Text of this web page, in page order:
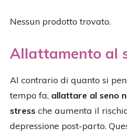
Nessun prodotto trovato.
Allattamento al
Al contrario di quanto si
tempo fa, allattare al seno
stress che aumenta il
depressione post-parto.